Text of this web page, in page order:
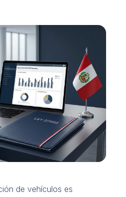
de vehículos es